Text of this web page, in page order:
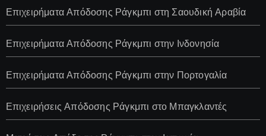
Επιχειρήματα Απόδοσης Ράγκμπι στη Σαουδική Αραβία
Επιχειρήματα Απόδοσης Ράγκμπι στην Ινδονησία
Επιχειρήματα Απόδοσης Ράγκμπι στην Πορτογαλία
Επιχειρήσεις Απόδοσης Ράγκμπι στο Μπαγκλαντές